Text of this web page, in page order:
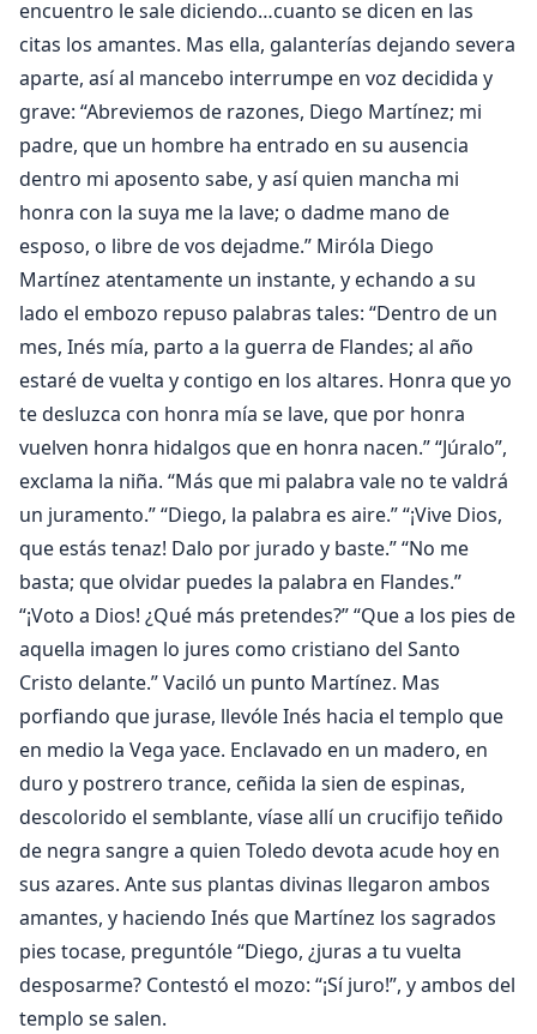
encuentro le sale diciendo…cuanto se dicen en las
citas los amantes. Mas ella, galanterías dejando severa
aparte, así al mancebo interrumpe en voz decidida y
grave: “Abreviemos de razones, Diego Martínez; mi
padre, que un hombre ha entrado en su ausencia
dentro mi aposento sabe, y así quien mancha mi
honra con la suya me la lave; o dadme mano de
esposo, o libre de vos dejadme.” Miróla Diego
Martínez atentamente un instante, y echando a su
lado el embozo repuso palabras tales: “Dentro de un
mes, Inés mía, parto a la guerra de Flandes; al año
estaré de vuelta y contigo en los altares. Honra que yo
te desluzca con honra mía se lave, que por honra
vuelven honra hidalgos que en honra nacen.” “Júralo”,
exclama la niña. “Más que mi palabra vale no te valdrá
un juramento.” “Diego, la palabra es aire.” “¡Vive Dios,
que estás tenaz! Dalo por jurado y baste.” “No me
basta; que olvidar puedes la palabra en Flandes.”
“¡Voto a Dios! ¿Qué más pretendes?” “Que a los pies de
aquella imagen lo jures como cristiano del Santo
Cristo delante.” Vaciló un punto Martínez. Mas
porfiando que jurase, llevóle Inés hacia el templo que
en medio la Vega yace. Enclavado en un madero, en
duro y postrero trance, ceñida la sien de espinas,
descolorido el semblante, víase allí un crucifijo teñido
de negra sangre a quien Toledo devota acude hoy en
sus azares. Ante sus plantas divinas llegaron ambos
amantes, y haciendo Inés que Martínez los sagrados
pies tocase, preguntóle “Diego, ¿juras a tu vuelta
desposarme? Contestó el mozo: “¡Sí juro!”, y ambos del
templo se salen.